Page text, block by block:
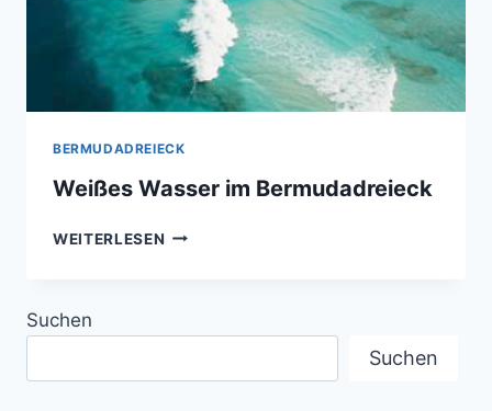
BERMUDADREIECK
Weißes Wasser im Bermudadreieck
WEITERLESEN WEISSES W
Suchen
Suchen